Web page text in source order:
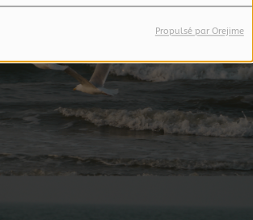
Propulsé par Orejime